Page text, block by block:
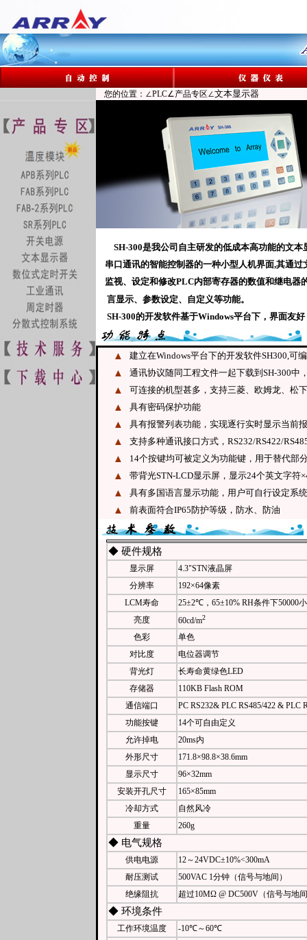
您的位置：∠PLC∠产品专区∠文本显示器
SH-300是我公司自主研发的低成本高功能的文本
串口通讯的智能控制器的一种小型人机界面,其通
监视、设定和修改PLC内部寄存器的数值和继电器
言显示、参数设定、自定义等功能。
SH-300的开发软件基于Windows平台下，界面友
▲ 建立在Windows平台下的开发软件SH300,可
▲ 通讯协议随同工程文件一起下载到SH-300中
▲ 可连接的机型甚多，支持三菱、欧姆龙、松
▲ 具有密码保护功能
▲ 具有报警列表功能，实现逐行实时显示当前
▲ 支持多种通讯接口方式，RS232/RS422/
▲ 14个按键均可被定义为功能键，用于替代部
▲ 带背光STN-LCD显示屏，显示24个英文字符
▲ 具有多国语言显示功能，用户可自行设定系
▲ 前表面符合IP65防护等级，防水、防油
◆ 硬件规格
显示屏
4.3"STN液晶屏
分辨率
192×64像素
LCM寿命
25±2℃，65±10% RH条件下50000
亮度
60cd/m2
色彩
单色
对比度
电位器调节
背光灯
长寿命黄绿色LED
存储器
110KB Flash ROM
通信端口
PC RS232& PLC RS485/422 & PLC
功能按键
14个可自由定义
允许掉电
20ms内
外形尺寸
171.8×98.8×38.6mm
显示尺寸
96×32mm
安装开孔尺寸
165×85mm
冷却方式
自然风冷
重量
260g
◆ 电气规格
供电电源
12～24VDC±10%<300mA
耐压测试
500VAC 1分钟（信号与地间）
绝缘阻抗
超过10MΩ @ DC500V（信号与地
◆ 环境条件
工作环境温度
-10℃～60℃